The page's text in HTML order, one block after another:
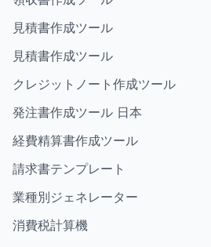
見積書作成ツール
見積書作成ツール
クレジットノート作成ツール
発注書作成ツール 日本
経費精算書作成ツール
請求書テンプレート
業種別ジェネレーター
消費税計算機